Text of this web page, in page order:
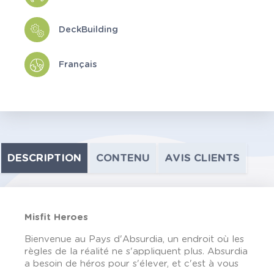
DeckBuilding
Français
DESCRIPTION CONTENU AVIS CLIENTS
Misfit Heroes
Bienvenue au Pays d'Absurdia, un endroit où les
règles de la réalité ne s'appliquent plus. Absurdia
a besoin de héros pour s'élever, et c'est à vous